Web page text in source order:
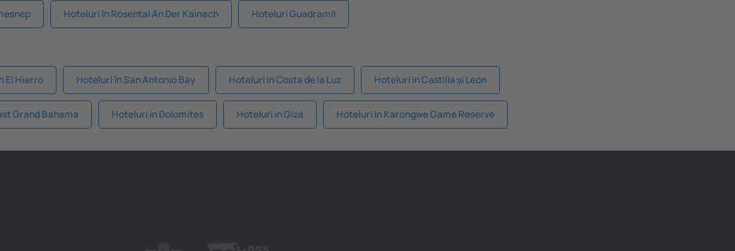
Hoteluri în Rosental An Der Kainach Hoteluri Guadramil
El Hierro Hoteluri în San Antonio Bay Hoteluri in Costa de la Luz Hoteluri in Castilia și León
Grand Bahama Hoteluri in Dolomites Hoteluri in Giza Hoteluri in Karongwe Game Reserve